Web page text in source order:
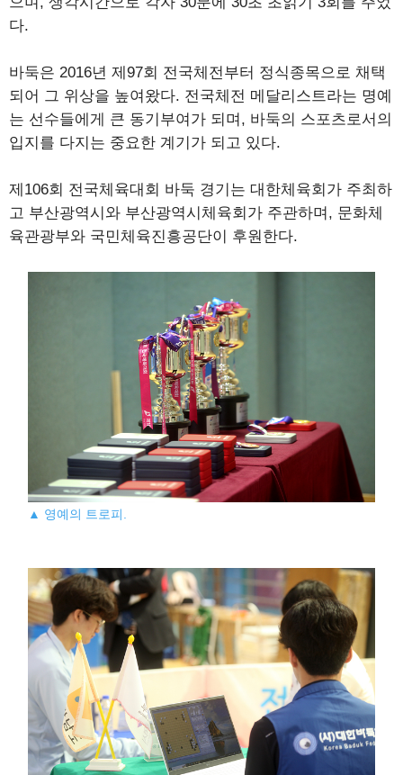
다.
바둑은 2016년 제97회 전국체전부터 정식종목으로 채택
되어 그 위상을 높여왔다. 전국체전 메달리스트라는 명예
는 선수들에게 큰 동기부여가 되며, 바둑의 스포츠로서의
입지를 다지는 중요한 계기가 되고 있다.
제106회 전국체육대회 바둑 경기는 대한체육회가 주최하
고 부산광역시와 부산광역시체육회가 주관하며, 문화체
육관광부와 국민체육진흥공단이 후원한다.
▲ 영예의 트로피.